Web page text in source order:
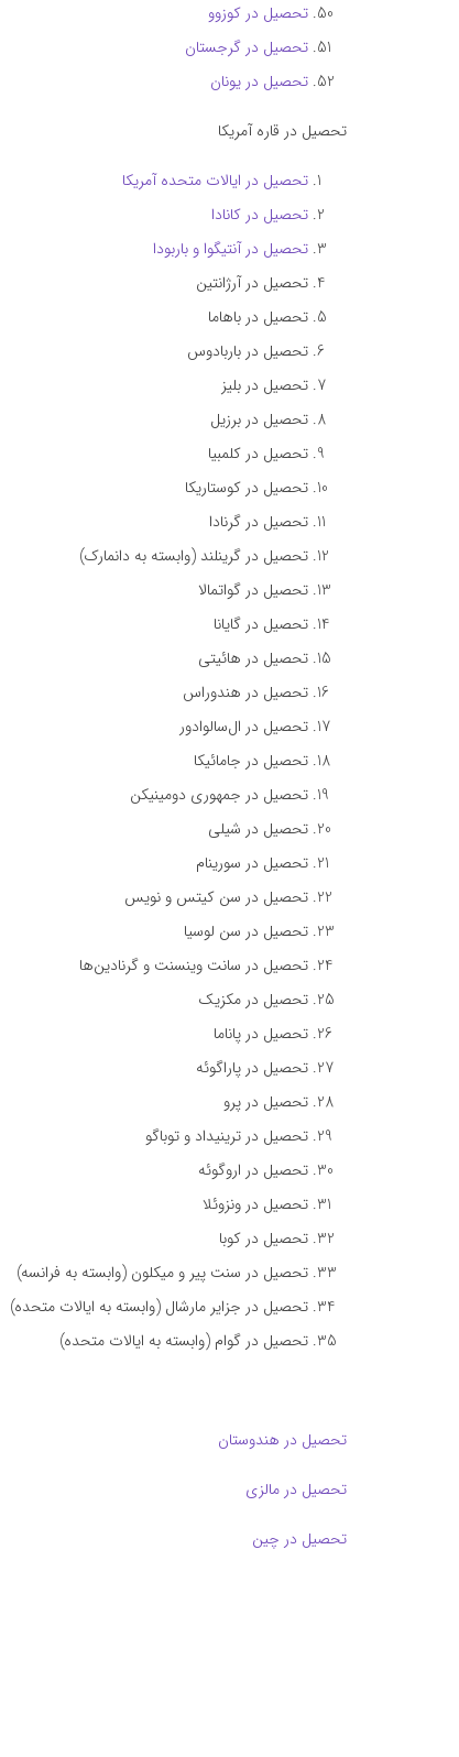
تحصیل در کوزوو
تحصیل در گرجستان
تحصیل در یونان
تحصیل در قاره آمریکا
تحصیل در ایالات متحده آمریکا
تحصیل در کانادا
تحصیل در آنتیگوا و باربودا
تحصیل در آرژانتین
تحصیل در باهاما
تحصیل در باربادوس
تحصیل در بلیز
تحصیل در برزیل
تحصیل در کلمبیا
تحصیل در کوستاریکا
تحصیل در گرنادا
تحصیل در گرینلند (وابسته به دانمارک)
تحصیل در گواتمالا
تحصیل در گایانا
تحصیل در هائیتی
تحصیل در هندوراس
تحصیل در ال‌سالوادور
تحصیل در جامائیکا
تحصیل در جمهوری دومینیکن
تحصیل در شیلی
تحصیل در سورینام
تحصیل در سن کیتس و نویس
تحصیل در سن لوسیا
تحصیل در سانت وینسنت و گرنادین‌ها
تحصیل در مکزیک
تحصیل در پاناما
تحصیل در پاراگوئه
تحصیل در پرو
تحصیل در ترینیداد و توباگو
تحصیل در اروگوئه
تحصیل در ونزوئلا
تحصیل در کوبا
تحصیل در سنت پیر و میکلون (وابسته به فرانسه)
تحصیل در جزایر مارشال (وابسته به ایالات متحده)
تحصیل در گوام (وابسته به ایالات متحده)
تحصیل در هندوستان
تحصیل در مالزی
تحصیل در چین